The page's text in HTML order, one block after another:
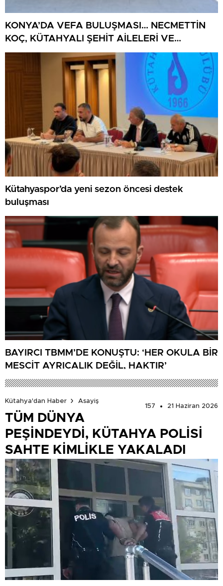
KONYA’DA VEFA BULUŞMASI… NECMETTİN
KOÇ, KÜTAHYALI ŞEHİT AİLELERİ VE
GAZİLERİ AĞIRLADI
Kütahyaspor’da yeni sezon öncesi destek
buluşması
BAYIRCI TBMM’DE KONUŞTU: ‘HER OKULA BİR
MESCİT AYRICALIK DEĞİL, HAKTIR’
Kütahya'dan Haber
Asayiş
157
21 Haziran 2026
TÜM DÜNYA
PEŞİNDEYDİ, KÜTAHYA POLİSİ
SAHTE KİMLİKLE YAKALADI